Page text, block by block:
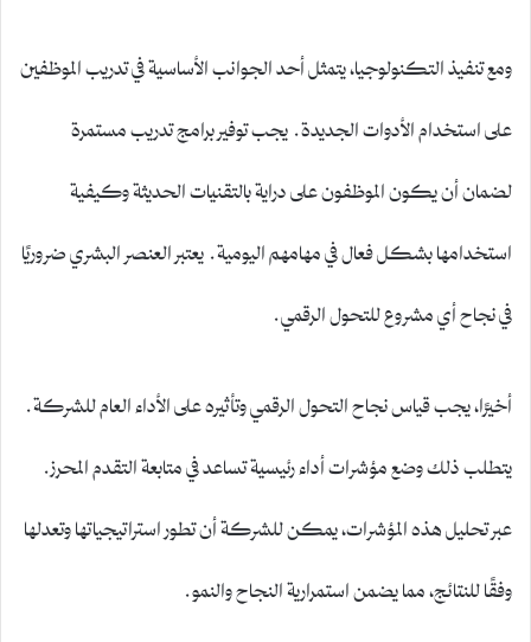
ومع تنفيذ التكنولوجيا، يتمثل أحد الجوانب الأساسية في تدريب الموظفين
على استخدام الأدوات الجديدة. يجب توفير برامج تدريب مستمرة
لضمان أن يكون الموظفون على دراية بالتقنيات الحديثة وكيفية
استخدامها بشكل فعال في مهامهم اليومية. يعتبر العنصر البشري ضروريًا
في نجاح أي مشروع للتحول الرقمي.
أخيرًا، يجب قياس نجاح التحول الرقمي وتأثيره على الأداء العام للشركة.
يتطلب ذلك وضع مؤشرات أداء رئيسية تساعد في متابعة التقدم المحرز.
عبر تحليل هذه المؤشرات، يمكن للشركة أن تطور استراتيجياتها وتعدلها
وفقًا للنتائج، مما يضمن استمرارية النجاح والنمو.